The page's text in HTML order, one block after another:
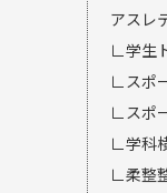
アスレ
∟学生
∟スポ
∟スポ
∟学科
∟柔整